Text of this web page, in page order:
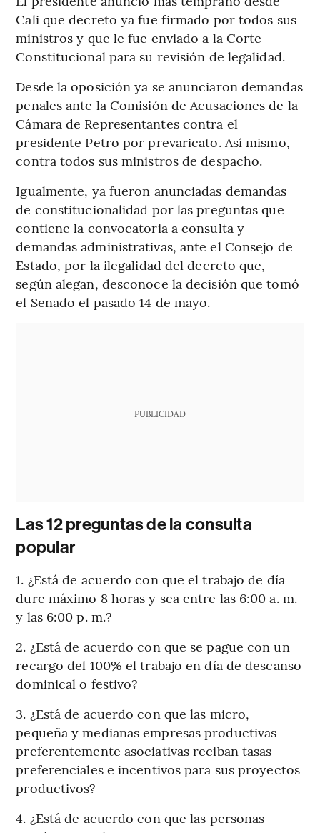
Cali que decreto ya fue firmado por todos sus
ministros y que le fue enviado a la Corte
Constitucional para su revisión de legalidad.
Desde la oposición ya se anunciaron demandas
penales ante la Comisión de Acusaciones de la
Cámara de Representantes contra el
presidente Petro por prevaricato. Así mismo,
contra todos sus ministros de despacho.
Igualmente, ya fueron anunciadas demandas
de constitucionalidad por las preguntas que
contiene la convocatoria a consulta y
demandas administrativas, ante el Consejo de
Estado, por la ilegalidad del decreto que,
según alegan, desconoce la decisión que tomó
el Senado el pasado 14 de mayo.
PUBLICIDAD
Las 12 preguntas de la consulta
popular
1. ¿Está de acuerdo con que el trabajo de día
dure máximo 8 horas y sea entre las 6:00 a. m.
y las 6:00 p. m.?
2. ¿Está de acuerdo con que se pague con un
recargo del 100% el trabajo en día de descanso
dominical o festivo?
3. ¿Está de acuerdo con que las micro,
pequeña y medianas empresas productivas
preferentemente asociativas reciban tasas
preferenciales e incentivos para sus proyectos
productivos?
4. ¿Está de acuerdo con que las personas